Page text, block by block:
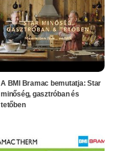
A BMI Bramac bemutatja: Star
minőség, gasztróban és
tetőben